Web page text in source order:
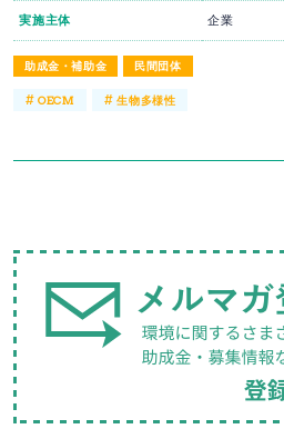
助成金・補助金 民間団体
実施主体 企業
#OECM #生物多様性